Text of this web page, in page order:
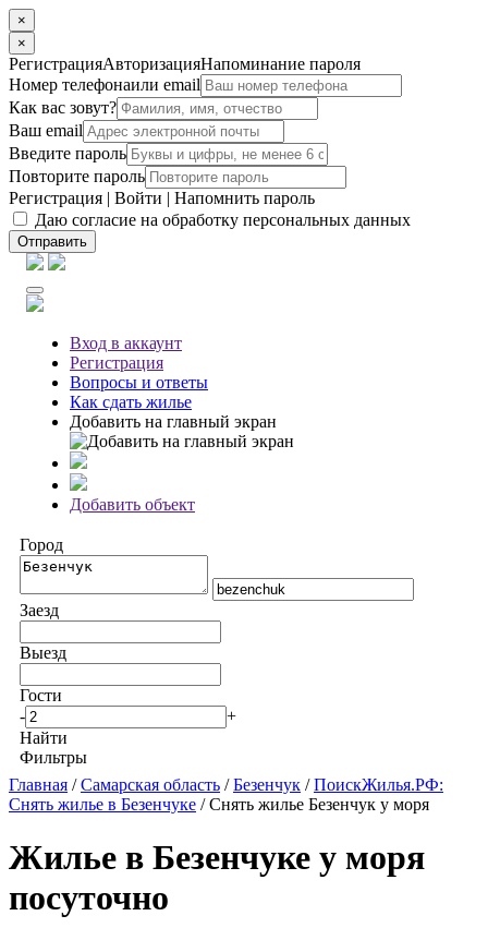
×
×
РегистрацияАвторизацияНапоминание пароля
Номер телефонаили email
Как вас зовут?
Ваш email
Введите пароль
Повторите пароль
Регистрация | Войти | Напомнить пароль
Даю согласие на обработку персональных данных
Отправить
Вход в аккаунт
Регистрация
Вопросы и ответы
Как сдать жилье
Добавить на главный экран
Добавить объект
Город
Заезд
Выезд
Гости
-
+
Найти
Фильтры
Главная /Самарская область /Безенчук /ПоискЖилья.РФ:
Снять жилье в Безенчуке / Снять жилье Безенчук у моря
Жилье в Безенчуке у моря
посуточно